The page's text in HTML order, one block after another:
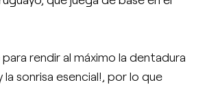
rendir al máximo la dentadura
la sonrisa esencial!, por lo que